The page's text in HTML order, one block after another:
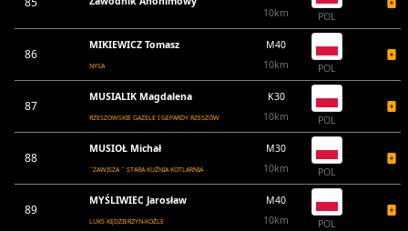
10km
POL
86
MIKIEWICZ Tomasz
NYSA
M40
10km
POL
87
MUSIALIK Magdalena
RZESZOWSKIE GAZELE I GEPARDY RZESZÓW
K30
10km
POL
88
MUSIOŁ Michał
``ZAWISZA `` STARA KUŹNIA KOTLARNIA
M30
10km
POL
89
MYŚLIWIEC Jarosław
LUKS KĘDZIERZYN-KOŹLE
M40
10km
POL